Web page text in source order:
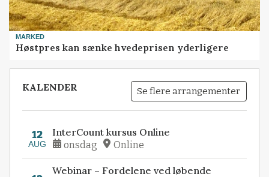
MARKED
Høstpres kan sænke hvedeprisen yderligere
KALENDER Se flere arrangementer
12
AUG
InterCount kursus Online
onsdag Online
Webinar – Fordelene ved løbende